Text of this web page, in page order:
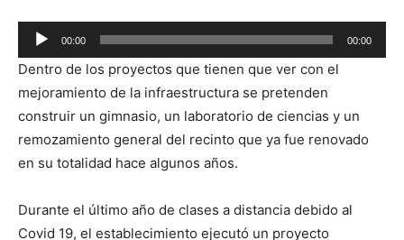
Reproductor
de
audio
00:00 00:00
Dentro de los proyectos que tienen que ver con el
mejoramiento de la infraestructura se pretenden
construir un gimnasio, un laboratorio de ciencias y un
remozamiento general del recinto que ya fue renovado
en su totalidad hace algunos años.
Durante el último año de clases a distancia debido al
Covid 19, el establecimiento ejecutó un proyecto